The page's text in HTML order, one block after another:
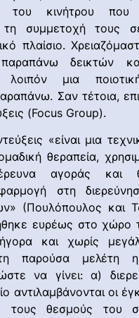
του κινήτρου που
τη συμμετοχή τους
πλαίσιο.
δεικτών
μια
Σαν τέτοια,
(Focus Group).
«είναι μια
θεραπεία,
αγοράς και
στη
(Πουλόπουλος και
ευρέως στο χώρο
και χωρίς
παρούσα μελέτη
να γίνει: α)
αντιλαμβάνονται οι
τους θεσμούς του